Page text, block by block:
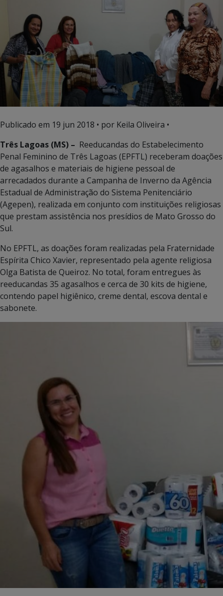
Publicado em 19 jun 2018 • por Keila Oliveira •
Três Lagoas (MS) – Reeducandas do Estabelecimento
Penal Feminino de Três Lagoas (EPFTL) receberam doações
de agasalhos e materiais de higiene pessoal de
arrecadados durante a Campanha de Inverno da Agência
Estadual de Administração do Sistema Penitenciário
(Agepen), realizada em conjunto com instituições religiosas
que prestam assistência nos presídios de Mato Grosso do
Sul.
No EPFTL, as doações foram realizadas pela Fraternidade
Espírita Chico Xavier, representado pela agente religiosa
Olga Batista de Queiroz. No total, foram entregues às
reeducandas 35 agasalhos e cerca de 30 kits de higiene,
contendo papel higiênico, creme dental, escova dental e
sabonete.